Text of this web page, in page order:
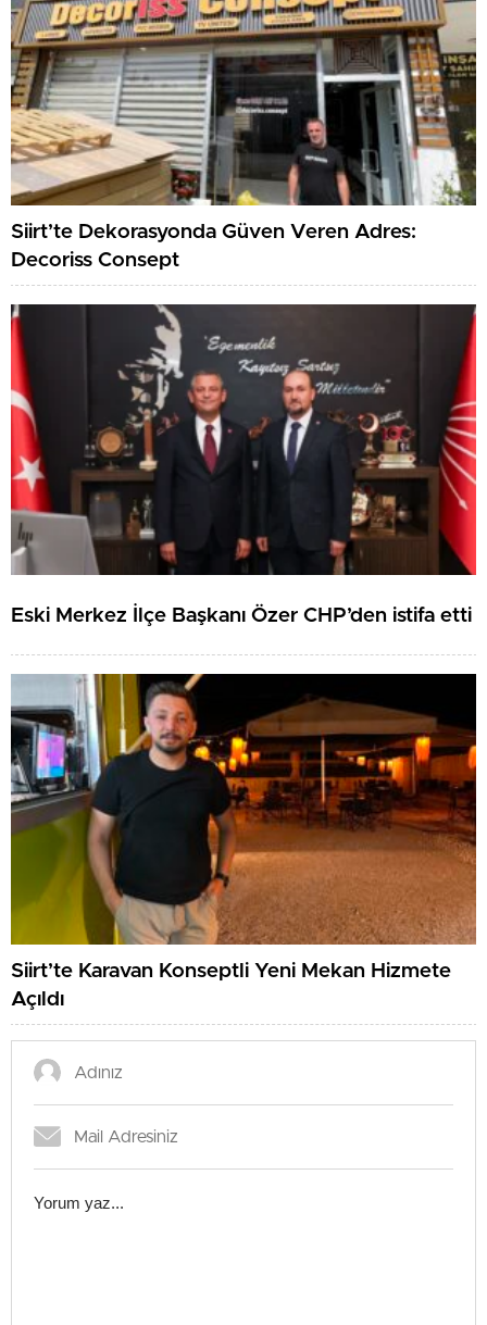
Siirt’te Dekorasyonda Güven Veren Adres:
Decoriss Consept
Eski Merkez İlçe Başkanı Özer CHP’den istifa etti
Siirt’te Karavan Konseptli Yeni Mekan Hizmete
Açıldı